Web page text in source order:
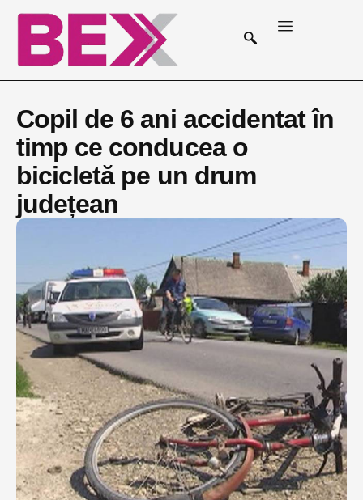
Copil de 6 ani accidentat în
timp ce conducea o
bicicletă pe un drum
județean